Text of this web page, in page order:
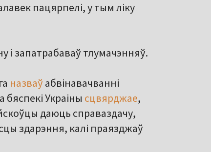
пацярпелі, у тым ліку
і запатрабаваў тлумачэнняў.
назваў абвінавачванні
Украіны сцвярджае,
даюць справаздачу,
здарэння, калі праязджаў